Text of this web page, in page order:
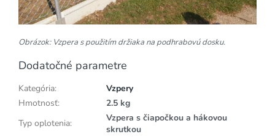
Obrázok: Vzpera s použitím držiaka na podhrabovú dosku.
Dodatočné parametre
Kategória:
Vzpery
Hmotnosť:
2.5 kg
Typ oplotenia:
Vzpera s čiapočkou a hákovou
skrutkou